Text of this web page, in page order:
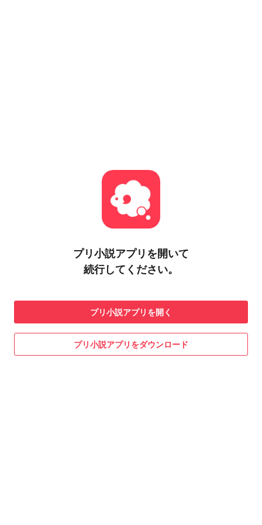
プリ小説アプリを開いて
続行してください。
プリ小説アプリを開く
プリ小説アプリをダウンロード